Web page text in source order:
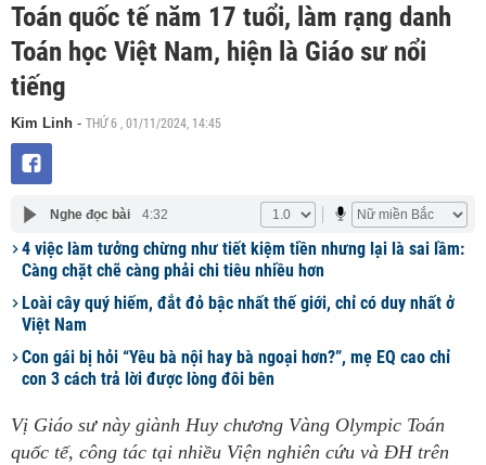
Toán quốc tế năm 17 tuổi, làm rạng danh
Toán học Việt Nam, hiện là Giáo sư nổi
tiếng
Kim Linh - THỨ 6 , 01/11/2024, 14:45
Nghe đọc bài 4:32
4 việc làm tưởng chừng như tiết kiệm tiền nhưng lại là sai lầm:
Càng chặt chẽ càng phải chi tiêu nhiều hơn
Loài cây quý hiếm, đắt đỏ bậc nhất thế giới, chỉ có duy nhất ở
Việt Nam
Con gái bị hỏi “Yêu bà nội hay bà ngoại hơn?”, mẹ EQ cao chỉ
con 3 cách trả lời được lòng đôi bên
Vị Giáo sư này giành Huy chương Vàng Olympic Toán
quốc tế, công tác tại nhiều Viện nghiên cứu và ĐH trên